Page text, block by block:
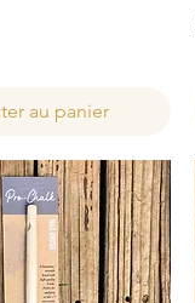
au panier